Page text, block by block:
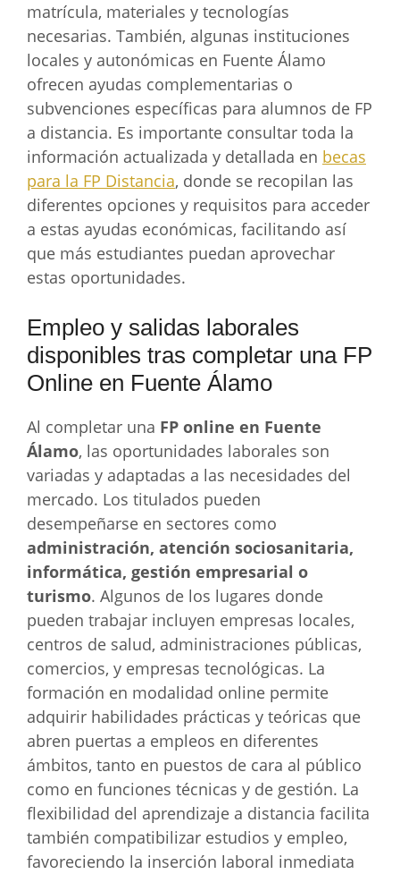
matrícula, materiales y tecnologías
necesarias. También, algunas instituciones
locales y autonómicas en Fuente Álamo
ofrecen ayudas complementarias o
subvenciones específicas para alumnos de FP
a distancia. Es importante consultar toda la
información actualizada y detallada en becas
para la FP Distancia, donde se recopilan las
diferentes opciones y requisitos para acceder
a estas ayudas económicas, facilitando así
que más estudiantes puedan aprovechar
estas oportunidades.
Empleo y salidas laborales
disponibles tras completar una FP
Online en Fuente Álamo
Al completar una FP online en Fuente
Álamo, las oportunidades laborales son
variadas y adaptadas a las necesidades del
mercado. Los titulados pueden
desempeñarse en sectores como
administración, atención sociosanitaria,
informática, gestión empresarial o
turismo. Algunos de los lugares donde
pueden trabajar incluyen empresas locales,
centros de salud, administraciones públicas,
comercios, y empresas tecnológicas. La
formación en modalidad online permite
adquirir habilidades prácticas y teóricas que
abren puertas a empleos en diferentes
ámbitos, tanto en puestos de cara al público
como en funciones técnicas y de gestión. La
flexibilidad del aprendizaje a distancia facilita
también compatibilizar estudios y empleo,
favoreciendo la inserción laboral inmediata